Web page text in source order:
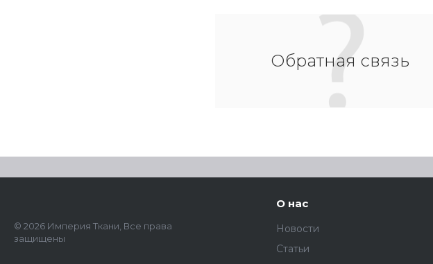
Обратная связь
© 2026 Империя Ткани, Все права
защищены
О нас
Новости
Статьи